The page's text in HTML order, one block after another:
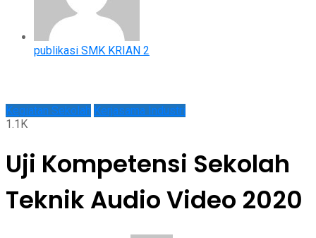
publikasi SMK KRIAN 2
Kegiatan Sekolah Kerjasama Industri
1.1K
Uji Kompetensi Sekolah
Teknik Audio Video 2020